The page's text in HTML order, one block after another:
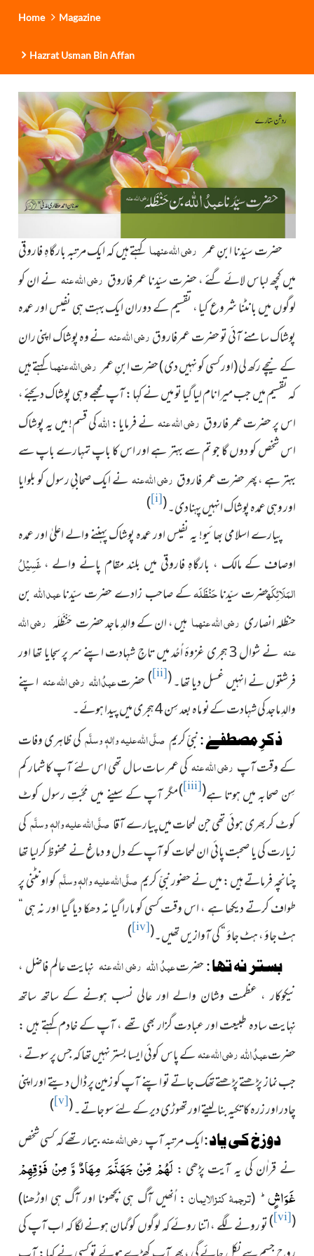
Home Magazine
Hazrat Usman Bin Affan
حضرت سیّدنا ابنِ عمر رضی اللہ عنہماکہتے ہیں کہ ایک مرتبہ بارگاہِ فاروقی
میں کچھ لباس لائے گئے ، حضرت سیّدنا عمر فاروق رضی اللہ عنہنے ان کو
لوگوں میں بانٹنا شروع کیا ، تقسیم کے دوران ایک بہت ہی نفیس اور عمدہ
پوشاک سامنے آئی تو حضرت عمرفاروقرضی اللہ عنہنے وہ پوشاک اپنی ران
کے نیچے رکھ لی(اور کسی کو نہیں دی )حضرت ابنِ عمر رضی اللہ عنہماکہتے ہیں
کہ تقسیم میں جب میرا نام لیا گیا تو میں نے کہا : آپ مجھے وہی پوشاک دیجئے ،
اس پر حضرت عمر فاروق رضی اللہ عنہنے فرمایا :اللہکی قسم! میں یہ پوشاک
اس شخص کو دوں گا جو تم سے بہتر ہے اور اس کا باپ تمہارے باپ سے
بہتر ہے ، پھر حضرت عمر فاروق رضی اللہ عنہنے ایک صحابیِ رسول کو بلوایا
اور وہی عمدہ پوشاک انہیں پہنادی۔(
[i]
)
پیارے اسلامی بھائیو! یہ نفیس اور عمدہ پوشاک پہننے والے اعلیٰ اور عمدہ
اوصاف کے مالک ، بارگاہِ فاروقی میں بلند مقام پانے والے ،غَسِیْلُ
المَلَائِکَہحضرت سیّدناحَنْظَلَہکے صاحب زادے حضرت سیّدناعبداللہبن
حنظلہ انصاری رضی اللہ عنھما ہیں ، ان کے والدِ ماجدحضرت حَنْظَلَہ رضی اللہ
عنہ نے شوال 3 ہجری غزوۂ اُحُد میں تاجِ شہادت
اپنے سر پر سجایا تھا اور
فرشتوں نے انہیں غسل دیا تھا۔(
[ii]
)حضرتعبدُاللہ رضی اللہ عنہ اپنے
والدِ ماجد کی شہادت کےنو ماہ بعد سِن 4 ہجری میں پیدا ہوئے۔
ذکرِ مصطفےٰ :نبیِّ کریم صلَّی اللہ علیہ واٰلہٖ وسلَّمکی ظاہری وفات
کے وقت آپ رضی اللہ عنہکی عمر سات سال تھی اس لئے آپ کا شمار کم
سِن صحابہ میں ہوتا ہے(
[iii]
)مگر آپ کے سینے میں مَحَبّتِ رسول کوٹ
کوٹ کر بھری ہوئی تھی جن لمحات میں پیارے آقاصلَّی اللہ علیہ واٰلہٖ وسلَّمکی
زیارت کی یا صحبت پائی ان لمحات کو آپ کے دل و دماغ نے محفوظ کرلیا تھا
چنانچہ فرماتے ہیں : میں نے حضور نبیِّ کریمصلَّی اللہ علیہ واٰلہٖ وسلَّمکو اونٹنی پر
طواف کرتے دیکھا ہے ، اس وقت کسی کو مارا گیا نہ دھکا دیا گیا اور نہ ہی “
ہٹ جاؤ ، ہٹ جاؤ “ کی آوازیں تھیں۔(
[iv]
)
بستر نہ تھا :حضرتعبدُاللہ رضی اللہ عنہ نہایت عالم فاضل ،
نیکوکار ، عظمت وشان والے اور عالی نسب ہونے کے ساتھ ساتھ
نہایتسادہ طبیعت اور عبادت گزار بھی تھے ، آپ کے خادم کہتے ہیں :
حضرتعبدُاللہرضی اللہ عنہکے پاس کوئی ایسا بستر نہیں تھا کہ جس پر سوتے ،
جب نماز پڑھتے پڑھتے تھک جاتے تو اپنے آپ کو زمین پر ڈال دیتے اور اپنی
چادر اور زرہ کا تکیہ بنالیتے اور تھوڑی دیر کے لئے سو جاتے۔(
[v]
)
دوزخ کی یاد :ایک مرتبہ آپرضی اللہ عنہبیمار تھے کہ کسی شخص
نے قراٰن کی یہ آیت پڑھی :لَهُمْ مِّنْ جَهَنَّمَ مِهَادٌ وَّ مِنْ فَوْقِهِمْ
غَوَاشٍؕ- (ترجمۂ کنزالایمان: اُنھیں آگ ہی بچھونا اور آگ ہی اوڑھنا)
(
[vi]
)تو رونے لگے ، اتنا روئے کہ لوگوں کو گمان ہونے لگا کہ اب آپ کی